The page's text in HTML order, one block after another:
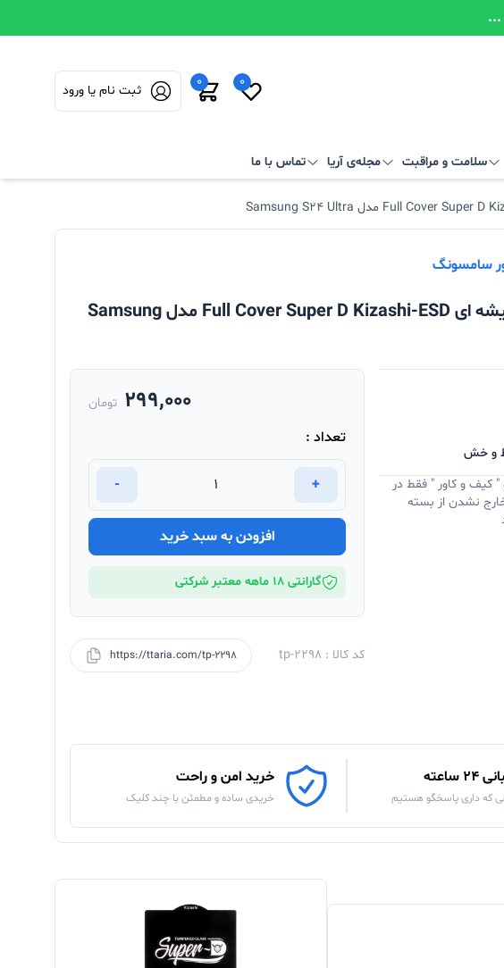
...
0
0
ثبت نام یا ورود
سلامت و مراقبت مجله‌ی آریا تماس با ما
سامسونگ
محافظ صفحه نمایش شیشه ای Full Cover Super D Kizashi-ESD مدل Samsung
و خش
" کیف و کاور " فقط در
نشدن از بسته
299,000 تومان
تعداد :
+
-
افزودن به سبد خرید
گارانتی 18 ماهه معتبر شرکتی
کد کالا : tp-2298 https://ttaria.com/tp-2298
ساعته
که داری پاسخگو هستیم
خرید امن و راحت
خریدی ساده و مطمئن با چند کلیک